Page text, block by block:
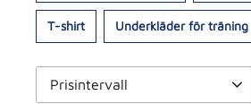
T-shirt Underkläder för träning
Prisintervall